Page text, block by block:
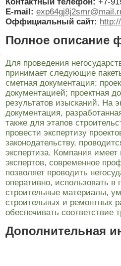
E-mail:
Оффициальный сайт:
Полное описание
Для проведения
принимает следующие
сметная документация;
документацией; проектная
результатов изысканий. На
документация,
также для этапов
провести экспертизу
законодательству,
экспертиза. Компания
экспертов, современное
позволяет проводить
оперативно, использовать в
строительные материалы,
строительных и ремонтных
обеспечивать соответствие
Дополнительная